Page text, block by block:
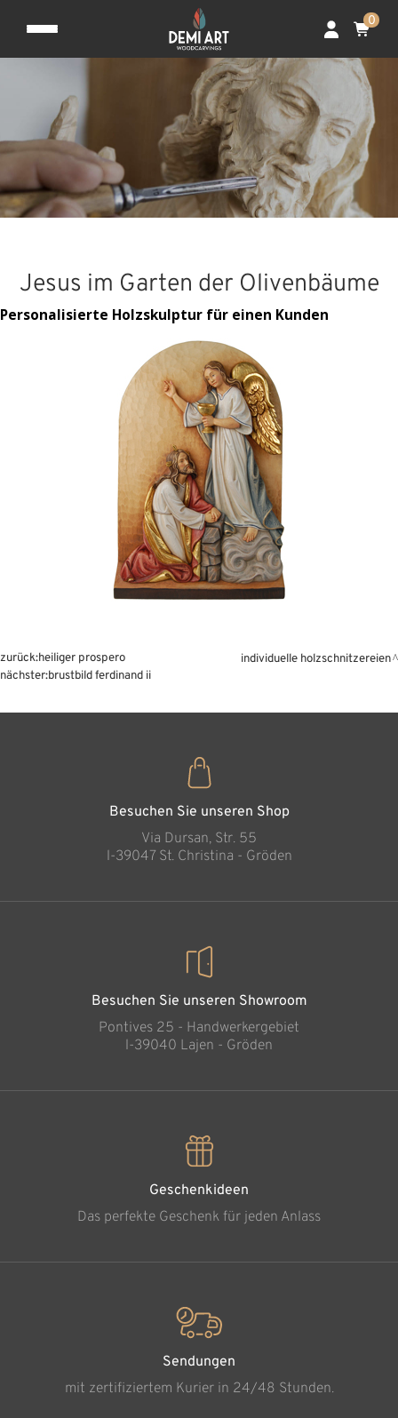
0
Jesus im Garten der Olivenbäume
Personalisierte Holzskulptur für einen Kunden
zurück:heiliger prospero
nächster:brustbild ferdinand ii
individuelle holzschnitzereien
Besuchen Sie unseren Shop
Via Dursan, Str. 55
l-39047 St. Christina - Gröden
Besuchen Sie unseren Showroom
Pontives 25 - Handwerkergebiet
l-39040 Lajen - Gröden
Geschenkideen
Das perfekte Geschenk für jeden Anlass
Sendungen
mit zertifiziertem Kurier in 24/48 Stunden.